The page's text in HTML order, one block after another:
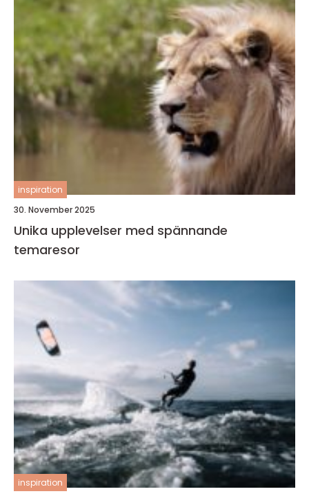
inspiration
30. November 2025
Unika upplevelser med spännande
temaresor
inspiration